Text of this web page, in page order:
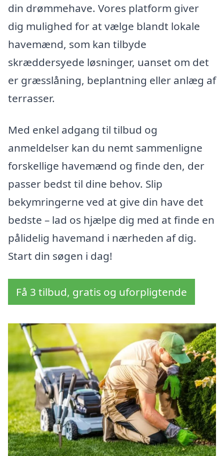
din drømmehave. Vores platform giver
dig mulighed for at vælge blandt lokale
havemænd, som kan tilbyde
skræddersyede løsninger, uanset om det
er græsslåning, beplantning eller anlæg af
terrasser.
Med enkel adgang til tilbud og
anmeldelser kan du nemt sammenligne
forskellige havemænd og finde den, der
passer bedst til dine behov. Slip
bekymringerne ved at give din have det
bedste – lad os hjælpe dig med at finde en
pålidelig havemand i nærheden af dig.
Start din søgen i dag!
Få 3 tilbud, gratis og uforpligtende